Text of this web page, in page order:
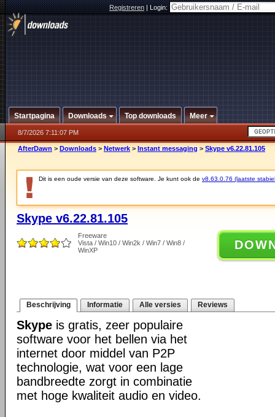
Registreren|Login:
Startpagina Downloads Top downloads Meer
8/7/2026 7:11:07 PM
AfterDawn > Downloads > Netwerk > Instant messaging > Skype v6.22.81.105
Dit is een oude versie van deze software. Je kunt ook de v8.63.0.76 (laatste
Skype v6.22.81.105
Freeware
Vista / Win10 / Win2k / Win7 / Win8 /
WinXP
Beschrijving Informatie Alle versies Reviews
Skype is gratis, zeer populaire
software voor het bellen via het
internet door middel van P2P
technologie, wat voor een lage
bandbreedte zorgt in combinatie
met hoge kwaliteit audio en video.